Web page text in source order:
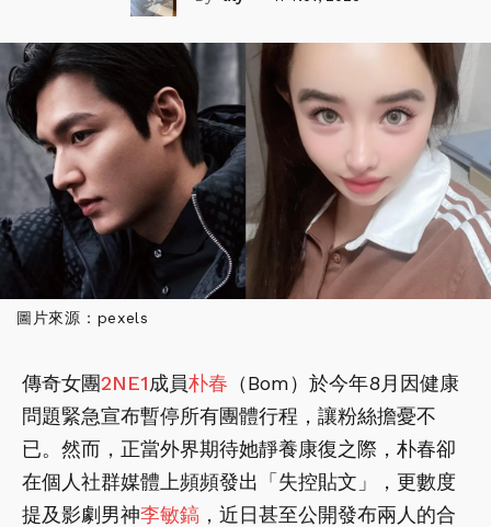
圖片來源：pexels
傳奇女團2NE1成員朴春 （Bom）於今年8月因健康
問題緊急宣布暫停所有團體行程，讓粉絲擔憂不
已。然而，正當外界期待她靜養康復之際，朴春卻
在個人社群媒體上頻頻發出「失控貼文」，更數度
提及影劇男神李敏鎬 ，近日甚至公開發布兩人的合